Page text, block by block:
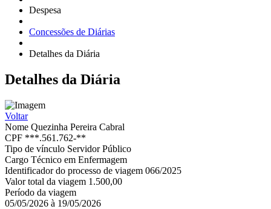
Despesa
Concessões de Diárias
Detalhes da Diária
Detalhes da Diária
Voltar
Nome Quezinha Pereira Cabral
CPF ***.561.762-**
Tipo de vínculo Servidor Público
Cargo Técnico em Enfermagem
Identificador do processo de viagem 066/2025
Valor total da viagem 1.500,00
Período da viagem
05/05/2026 à 19/05/2026